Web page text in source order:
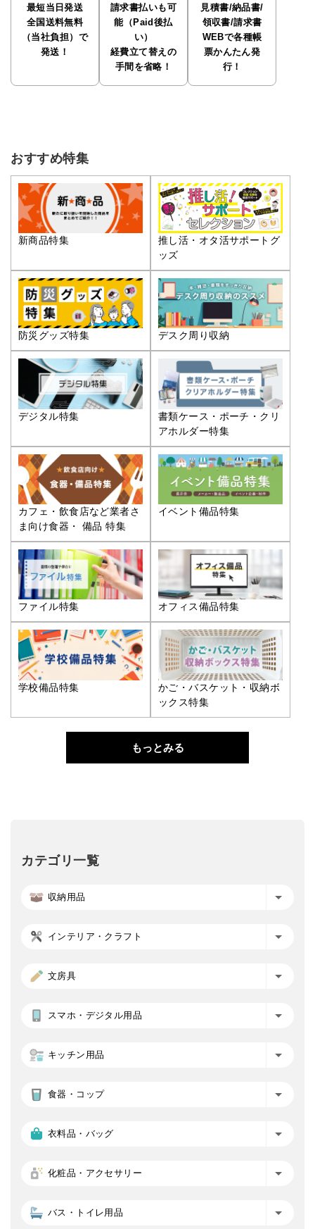
最短当日発送
全国送料無料
（当社負担）で
発送！
請求書払いも可
能（Paid後払
い）
経費立て替えの
手間を省略！
見積書/納品書/
領収書/請求書
WEBで各種帳
票かんたん発
行！
おすすめ特集
新商品特集
推し活・オタ活サポートグ
ッズ
防災グッズ特集 デスク周り収納
デジタル特集
書類ケース・ポーチ・クリ
アホルダー特集
カフェ・飲食店など業者さ
ま向け食器・ 備品 特集
イベント備品特集
ファイル特集 オフィス備品特集
学校備品特集
かご・バスケット・収納ボ
ックス特集
もっとみる
カテゴリ一覧
収納用品
インテリア・クラフト
文房具
スマホ・デジタル用品
キッチン用品
食器・コップ
衣料品・バッグ
化粧品・アクセサリー
バス・トイレ用品